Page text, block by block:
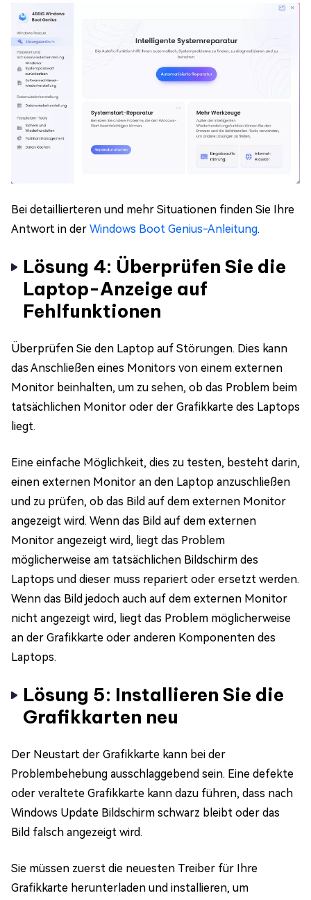
Bei detaillierteren und mehr Situationen finden Sie Ihre
Antwort in der Windows Boot Genius-Anleitung.
Lösung 4: Überprüfen Sie die
Laptop-Anzeige auf
Fehlfunktionen
Überprüfen Sie den Laptop auf Störungen. Dies kann
das Anschließen eines Monitors von einem externen
Monitor beinhalten, um zu sehen, ob das Problem beim
tatsächlichen Monitor oder der Grafikkarte des Laptops
liegt.
Eine einfache Möglichkeit, dies zu testen, besteht darin,
einen externen Monitor an den Laptop anzuschließen
und zu prüfen, ob das Bild auf dem externen Monitor
angezeigt wird. Wenn das Bild auf dem externen
Monitor angezeigt wird, liegt das Problem
möglicherweise am tatsächlichen Bildschirm des
Laptops und dieser muss repariert oder ersetzt werden.
Wenn das Bild jedoch auch auf dem externen Monitor
nicht angezeigt wird, liegt das Problem möglicherweise
an der Grafikkarte oder anderen Komponenten des
Laptops.
Lösung 5: Installieren Sie die
Grafikkarten neu
Der Neustart der Grafikkarte kann bei der
Problembehebung ausschlaggebend sein. Eine defekte
oder veraltete Grafikkarte kann dazu führen, dass nach
Windows Update Bildschirm schwarz bleibt oder das
Bild falsch angezeigt wird.
Sie müssen zuerst die neuesten Treiber für Ihre
Grafikkarte herunterladen und installieren, um